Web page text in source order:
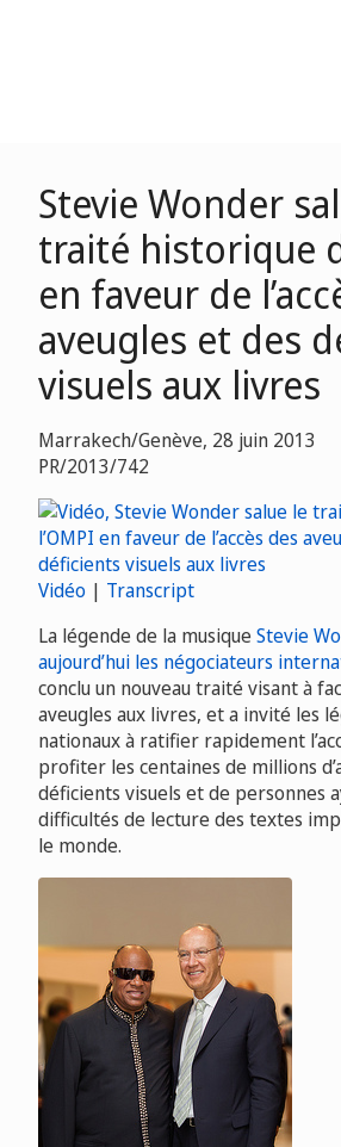
Stevie Wonder
traité historique
en faveur de
aveugles et des
visuels aux livres
Marrakech/Genève, 28 juin 2013
PR/2013/742
Vidéo | Transcript
La légende de la musiqueStevie
aujourd’hui les négociateurs
conclu un nouveau traité visant à
aveugles aux livres, et a invité les
nationaux à ratifier rapidement
profiter les centaines de millions
déficients visuels et de personnes
difficultés de lecture des textes
le monde.